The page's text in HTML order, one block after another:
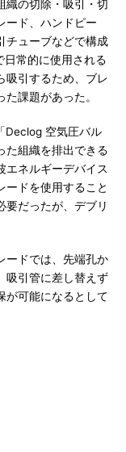
織の切除・吸引・切
ード、ハンドピー
チューブなどで構成
日常的に使用される
吸引するため、ブレ
課題があった。
Declog 空気圧バル
た組織を排出できる
エネルギーデバイス
ードを使用すること
要だったが、デブリ
ードでは、先端孔か
吸引管に差し替えず
が可能になるとして